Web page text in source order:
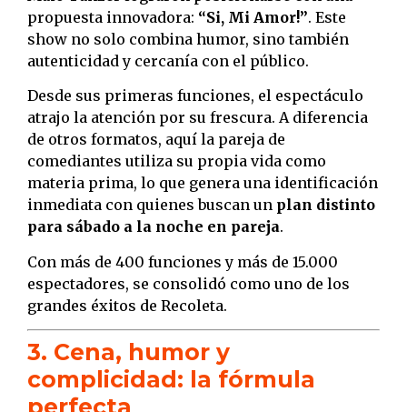
propuesta innovadora: “Si, Mi Amor!”. Este
show no solo combina humor, sino también
autenticidad y cercanía con el público.
Desde sus primeras funciones, el espectáculo
atrajo la atención por su frescura. A diferencia
de otros formatos, aquí la pareja de
comediantes utiliza su propia vida como
materia prima, lo que genera una identificación
inmediata con quienes buscan un plan distinto
para sábado a la noche en pareja.
Con más de 400 funciones y más de 15.000
espectadores, se consolidó como uno de los
grandes éxitos de Recoleta.
3. Cena, humor y
complicidad: la fórmula